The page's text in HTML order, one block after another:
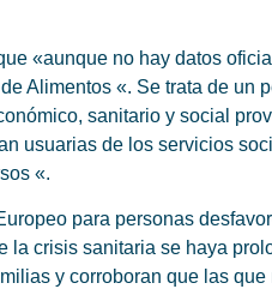
«aunque no hay datos
Alimentos «. Se trata de un
sanitario y social
usuarias de los servicios
«.
para personas
crisis sanitaria se haya
y corroboran que las